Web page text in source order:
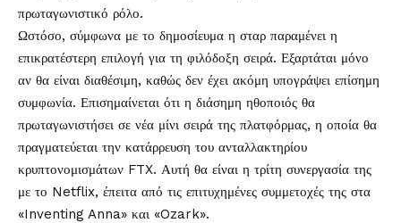
πρωταγωνιστικό ρόλο.
Ωστόσο, σύμφωνα με το δημοσίευμα η σταρ παραμένει η
επικρατέστερη επιλογή για τη φιλόδοξη σειρά. Εξαρτάται μόνο
αν θα είναι διαθέσιμη, καθώς δεν έχει ακόμη υπογράψει επίσημη
συμφωνία. Επισημαίνεται ότι η διάσημη ηθοποιός θα
πρωταγωνιστήσει σε νέα μίνι σειρά της πλατφόρμας, η οποία θα
πραγματεύεται την κατάρρευση του ανταλλακτηρίου
κρυπτονομισμάτων FTX. Αυτή θα είναι η τρίτη συνεργασία της
με το Netflix, έπειτα από τις επιτυχημένες συμμετοχές της στα
«Inventing Anna» και «Ozark».